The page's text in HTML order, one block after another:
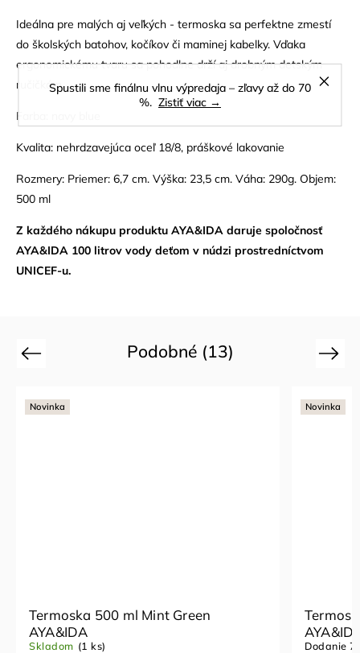
Spustili sme finálnu vlnu výpredaja – zľavy až do 70
%. Zistiť viac →
Ideálna pre malých aj veľkých - termoska sa perfektne zmestí
do školských batohov, kočíkov či maminej kabelky. Vďaka
ergonomickému tvaru sa pohodlne drží aj drobným detským
ručičkám.
Farba: navy blue
Kvalita: nehrdzavejúca oceľ 18/8, práškové lakovanie
Rozmery: Priemer: 6,7 cm. Výška: 23,5 cm. Váha: 290g. Objem:
500 ml
Z každého nákupu produktu AYA&IDA daruje spoločnosť
AYA&IDA 100 litrov vody deťom v núdzi prostredníctvom
UNICEF-u.
Podobné (13)
Previous
Termoska 500 ml Dark Grey
AYA&IDA
Dodanie 7-10 dní
Next